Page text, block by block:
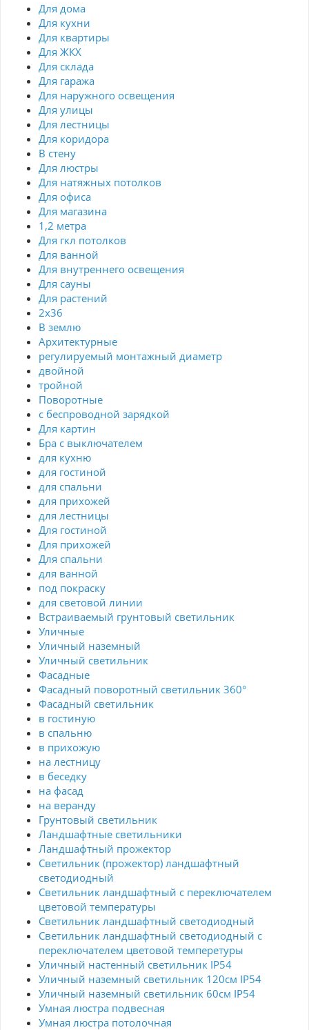
Для дома
Для кухни
Для квартиры
Для ЖКХ
Для склада
Для гаража
Для наружного освещения
Для улицы
Для лестницы
Для коридора
В стену
Для люстры
Для натяжных потолков
Для офиса
Для магазина
1,2 метра
Для гкл потолков
Для ванной
Для внутреннего освещения
Для сауны
Для растений
2х36
В землю
Архитектурные
регулируемый монтажный диаметр
двойной
тройной
Поворотные
с беспроводной зарядкой
Для картин
Бра с выключателем
для кухню
для гостиной
для спальни
для прихожей
для лестницы
Для гостиной
Для прихожей
Для спальни
для ванной
под покраску
для световой линии
Встраиваемый грунтовый светильник
Уличные
Уличный наземный
Уличный светильник
Фасадные
Фасадный поворотный светильник 360°
Фасадный светильник
в гостиную
в спальню
в прихожую
на лестницу
в беседку
на фасад
на веранду
Грунтовый светильник
Ландшафтные светильники
Ландшафтный прожектор
Светильник (прожектор) ландшафтный
светодиодный
Светильник ландшафтный с переключателем
цветовой температуры
Светильник ландшафтный светодиодный
Светильник ландшафтный светодиодный с
переключателем цветовой темперетуры
Уличный настенный светильник IP54
Уличный наземный светильник 120см IP54
Уличный наземный светильник 60см IP54
Умная люстра подвесная
Умная люстра потолочная